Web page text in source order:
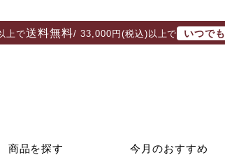
上で送料無料/ 33,000円(税込)以上で いつでも
商品を探す 今月のおすすめ